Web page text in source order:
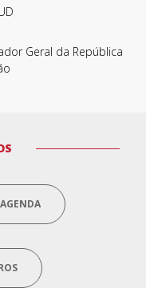
Geral da República
AGENDA